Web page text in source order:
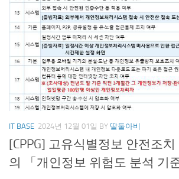
IT BASE 2024년 12월 01일 BY 딸둘아비
[CPPG] 고유식별정보 안전조
의 「개인정보 위험도 분석 기준